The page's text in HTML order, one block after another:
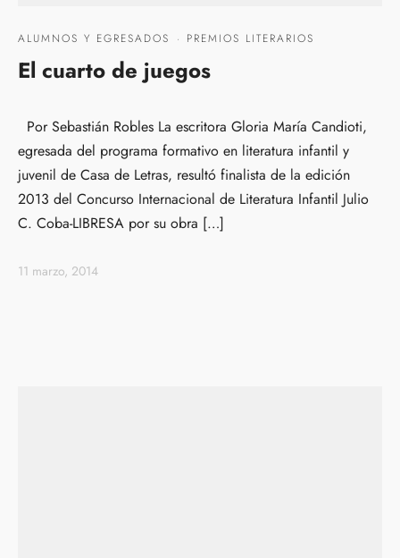
ALUMNOS Y EGRESADOS · PREMIOS LITERARIOS
El cuarto de juegos
Por Sebastián Robles La escritora Gloria María Candioti,
egresada del programa formativo en literatura infantil y
juvenil de Casa de Letras, resultó finalista de la edición
2013 del Concurso Internacional de Literatura Infantil Julio
C. Coba-LIBRESA por su obra […]
11 marzo, 2014